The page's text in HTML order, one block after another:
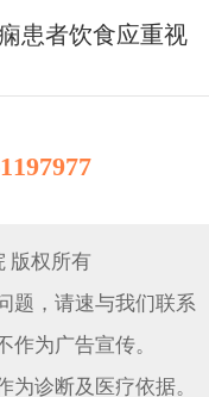
患者饮食应重视
版权所有
题，请速与我们联系
为广告宣传。
诊断及医疗依据。